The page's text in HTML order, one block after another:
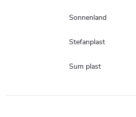
Sonnenland
Stefanplast
Sum plast